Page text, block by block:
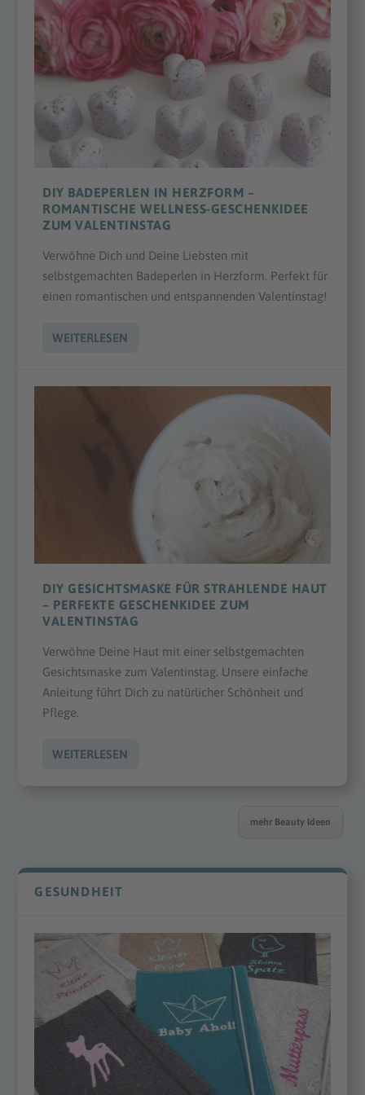
DIY BADEPERLEN IN HERZFORM –
ROMANTISCHE WELLNESS-GESCHENKIDEE
ZUM VALENTINSTAG
Verwöhne Dich und Deine Liebsten mit
selbstgemachten Badeperlen in Herzform. Perfekt für
einen romantischen und entspannenden Valentinstag!
WEITERLESEN
DIY GESICHTSMASKE FÜR STRAHLENDE HAUT
– PERFEKTE GESCHENKIDEE ZUM
VALENTINSTAG
Verwöhne Deine Haut mit einer selbstgemachten
Gesichtsmaske zum Valentinstag. Unsere einfache
Anleitung führt Dich zu natürlicher Schönheit und
Pflege.
WEITERLESEN
mehr Beauty Ideen
GESUNDHEIT